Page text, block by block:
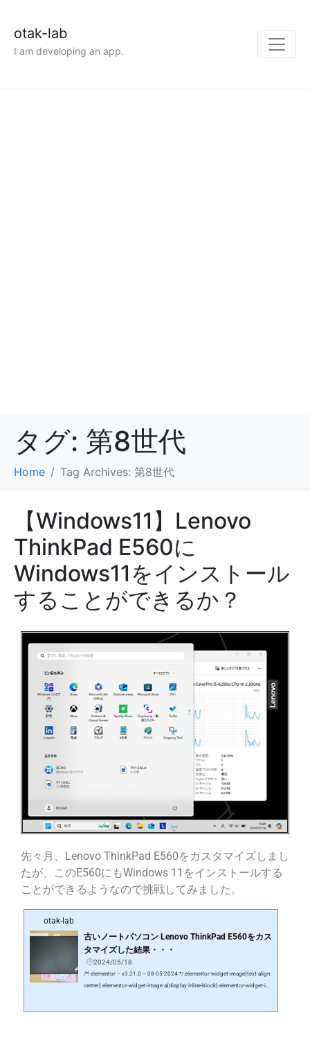
otak-lab
I am developing an app.
タグ: 第8世代
Home Tag Archives: 第8世代
【Windows11】Lenovo
ThinkPad E560に
Windows11をインストール
することができるか？
先々月、Lenovo ThinkPad E560をカスタマイズしまし
たが、このE560にもWindows 11をインストールする
ことができるようなので挑戦してみました。
otak-lab
古いノートパソコン Lenovo ThinkPad E560をカス
タマイズした結果・・・
2024/05/18
/*! elementor – v3.21.0 – 08-05-2024 */.elementor-widget-image{text-align:
center}.elementor-widget-image a{display:inline-block}.elementor-widget-im